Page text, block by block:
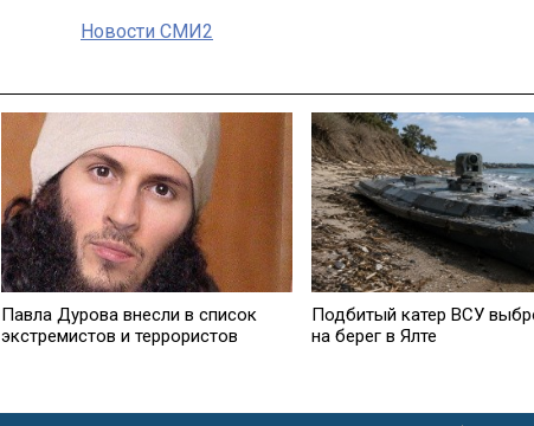
Новости СМИ2
Павла Дурова внесли в список
экстремистов и террористов
Подбитый катер ВСУ
на берег в Ялте